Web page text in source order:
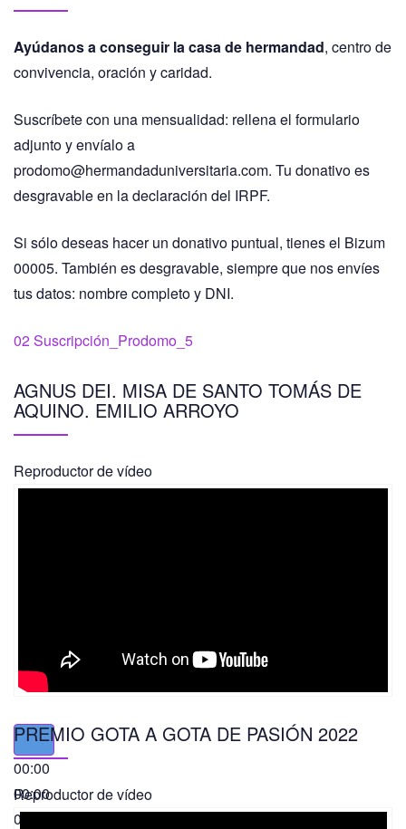
Ayúdanos a conseguir la casa de hermandad, centro de
convivencia, oración y caridad.
Suscríbete con una mensualidad: rellena el formulario
adjunto y envíalo a
prodomo@hermandaduniversitaria.com. Tu donativo es
desgravable en la declaración del IRPF.
Si sólo deseas hacer un donativo puntual, tienes el Bizum
00005. También es desgravable, siempre que nos envíes
tus datos: nombre completo y DNI.
02 Suscripción_Prodomo_5
AGNUS DEI. MISA DE SANTO TOMÁS DE
AQUINO. EMILIO ARROYO
Reproductor de vídeo
00:00
00:00
01:49
PREMIO GOTA A GOTA DE PASIÓN 2022
Reproductor de vídeo